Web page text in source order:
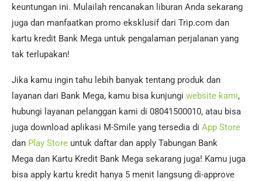
keuntungan ini. Mulailah rencanakan liburan Anda sekarang
juga dan manfaatkan promo eksklusif dari Trip.com dan
kartu kredit Bank Mega untuk pengalaman perjalanan yang
tak terlupakan!
Jika kamu ingin tahu lebih banyak tentang produk dan
layanan dari Bank Mega, kamu bisa kunjungi website kami,
hubungi layanan pelanggan kami di 08041500010, atau bisa
juga download aplikasi M-Smile yang tersedia di App Store
dan Play Store untuk daftar dan apply Tabungan Bank
Mega dan Kartu Kredit Bank Mega sekarang juga! Kamu juga
bisa apply kartu kredit hanya 5 menit langsung di-approve